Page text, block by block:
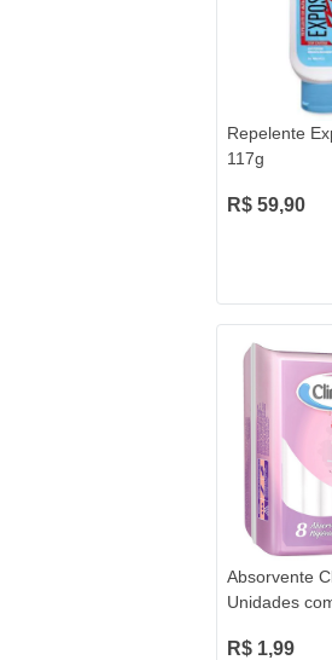
Repelente
117g
R$ 59,90
Absorvente
Unidades
R$ 1,99